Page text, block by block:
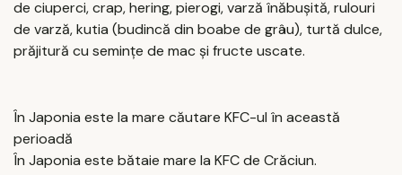
de ciuperci, crap, hering, pierogi, varză înăbușită, rulouri
de varză, kutia (budincă din boabe de grâu), turtă dulce,
prăjitură cu semințe de mac și fructe uscate.
În Japonia este la mare căutare KFC-ul în această
perioadă
În Japonia este bătaie mare la KFC de Crăciun.